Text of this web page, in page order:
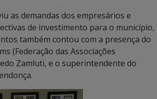
as demandas dos empresários e
de investimento para o município,
também contou com a presença do
(Federação das Associações
Zamluti, e o superintendente do